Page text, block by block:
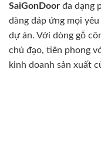
SaiGonDoor đa dạng
dàng đáp ứng mọi
dự án. Với dòng gỗ
chủ đạo, tiên phong
kinh doanh sản xuất